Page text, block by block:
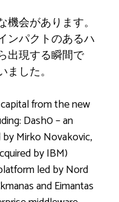
機会があります。
ンパクトのあるハ
出現する瞬間で
した。
from the new
Dash0 – an
Mirko Novakovic,
by IBM)
led by Nord
and Eimantas